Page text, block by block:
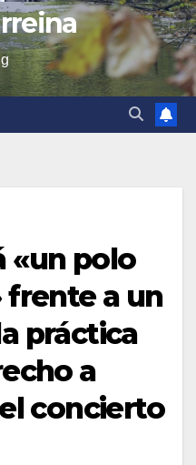
«un polo
frente a un
práctica
a
concierto